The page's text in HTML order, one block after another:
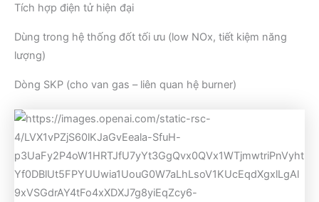
Tích hợp điện tử hiện đại
Dùng trong hệ thống đốt tối ưu (low NOx, tiết kiệm năng
lượng)
Dòng SKP (cho van gas – liên quan hệ burner)